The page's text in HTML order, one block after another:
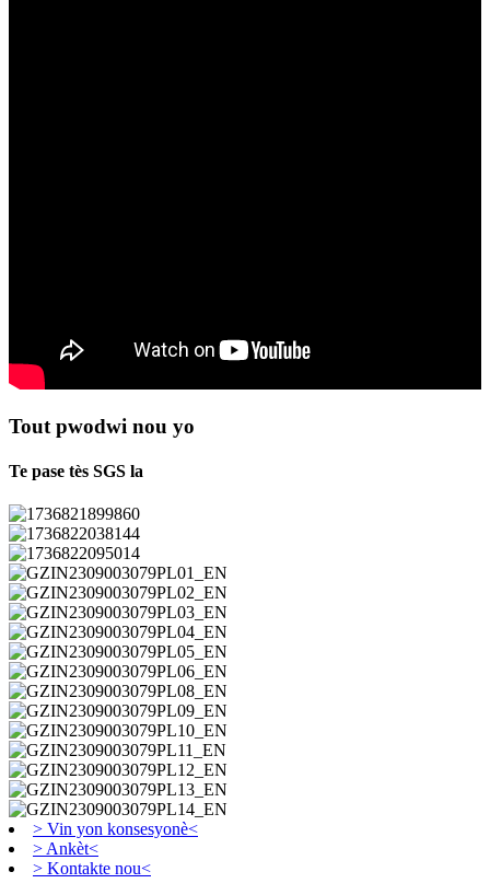
Tout pwodwi nou yo
Te pase tès SGS la
> Vin yon konsesyonè<
> Ankèt<
> Kontakte nou<